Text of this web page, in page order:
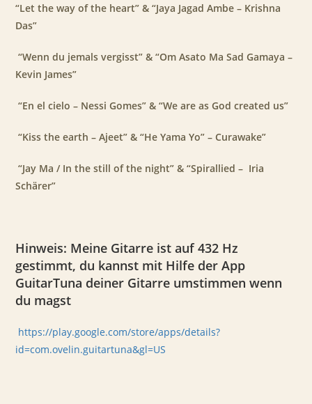
“Let the way of the heart” & “Jaya Jagad Ambe – Krishna
Das”
“Wenn du jemals vergisst” & “Om Asato Ma Sad Gamaya –
Kevin James”
“En el cielo – Nessi Gomes” & “We are as God created us”
“Kiss the earth – Ajeet” & “He Yama Yo” – Curawake”
“Jay Ma / In the still of the night” & “Spirallied – Iria
Schärer”
Hinweis: Meine Gitarre ist auf 432 Hz
gestimmt, du kannst mit Hilfe der App
GuitarTuna deiner Gitarre umstimmen wenn
du magst
https://play.google.com/store/apps/details?
id=com.ovelin.guitartuna&gl=US